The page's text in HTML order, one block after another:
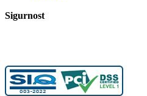
Sigurnost